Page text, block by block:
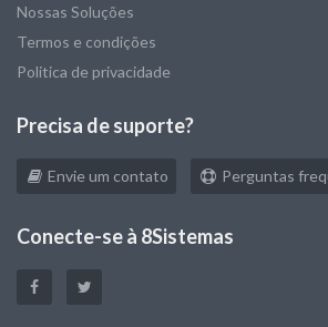
Nossas Soluções
Termos e condições
Politica de privacidade
Precisa de suporte?
Envie um contato Perguntas
Conecte-se à 8Sistemas